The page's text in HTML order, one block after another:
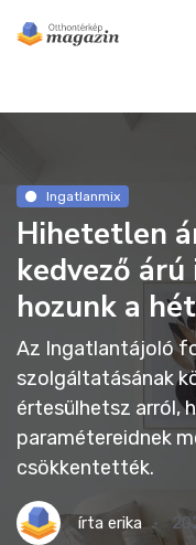
Ingatlanmix
Hihetetlen
kedvező
hozunk a
Az Ingatlantájoló
szolgáltatásának
értesülhetsz arról,
paramétereidnek
csökkentették.
írta erika